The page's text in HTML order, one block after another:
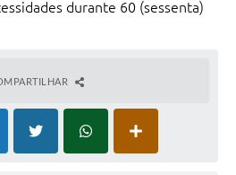
durante 60 (sessenta)